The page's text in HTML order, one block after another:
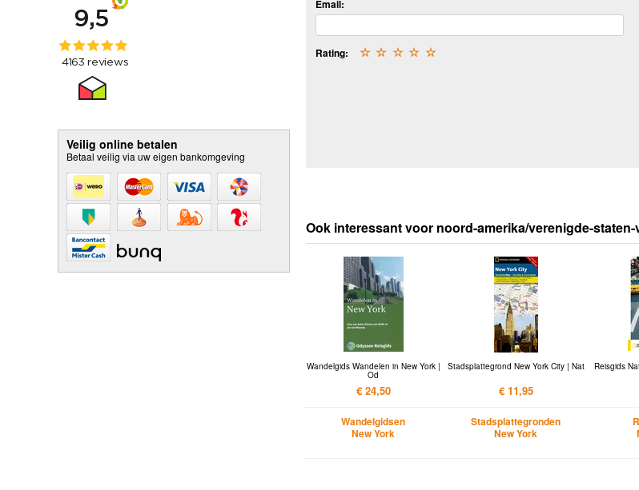
Veilig online betalen
Betaal veilig via uw eigen bankomgeving
Email:
Rating: ☆
☆
☆
☆
☆
Ook interessant voor noord-amerika/verenigde-
Wandelgids Wandelen in New York |
Od
€ 24,50
Wandelgidsen
New York
Stadsplattegrond New York City | Nat
€ 11,95
Stadsplattegronden
New York
Reisgids